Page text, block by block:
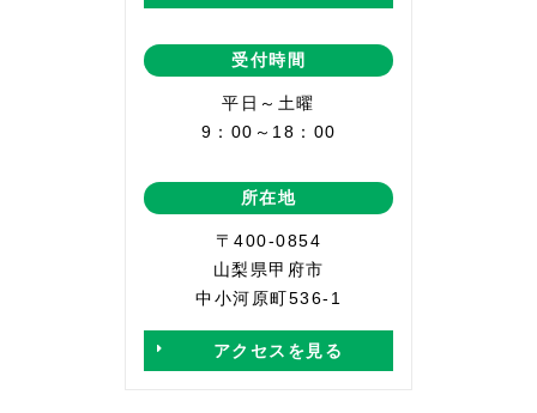
受付時間
平日～土曜
9：00～18：00
所在地
〒400-0854
山梨県甲府市
中小河原町536-1
アクセスを見る